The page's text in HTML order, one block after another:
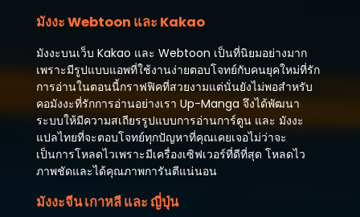
เมษายน 27, 2026
ตอนที่ 0
เมษายน 27, 2026
มังงะ Webtoon และ Kakao
มังงะบนเว็บ Kakao และ Webtoon เป็นที่นิยมอย่างมาก
เพราะมีรูปแบบแอพที่ใช้งานง่ายตอบโจทย์กับคนยุคใหม่ที่รัก
การอ่านในตอนนี้กราฟฟิคที่สวยงามแต่นั่นยังไม่พอสำหรับ
คอมังงะที่รักการอ่านอย่างเรา Up-Manga จึงได้พัฒนา
ระบบให้มีความสเถียรรูปแบบการอ่านการ์ตูน และ มังงะ
แปลไทยที่จะตอบโจทย์ทุกปัญหาที่คุณเคยเจอไม่ว่าจะ
เป็นการโหลดไวเพราะมีเครื่องเซิฟเวอร์ที่ดีที่สุด โหลดไว
ภาพชัดและได้คุณภาพการันตีแน่นอน
มังงะจีน เกาหลี และ ญี่ปุ่น